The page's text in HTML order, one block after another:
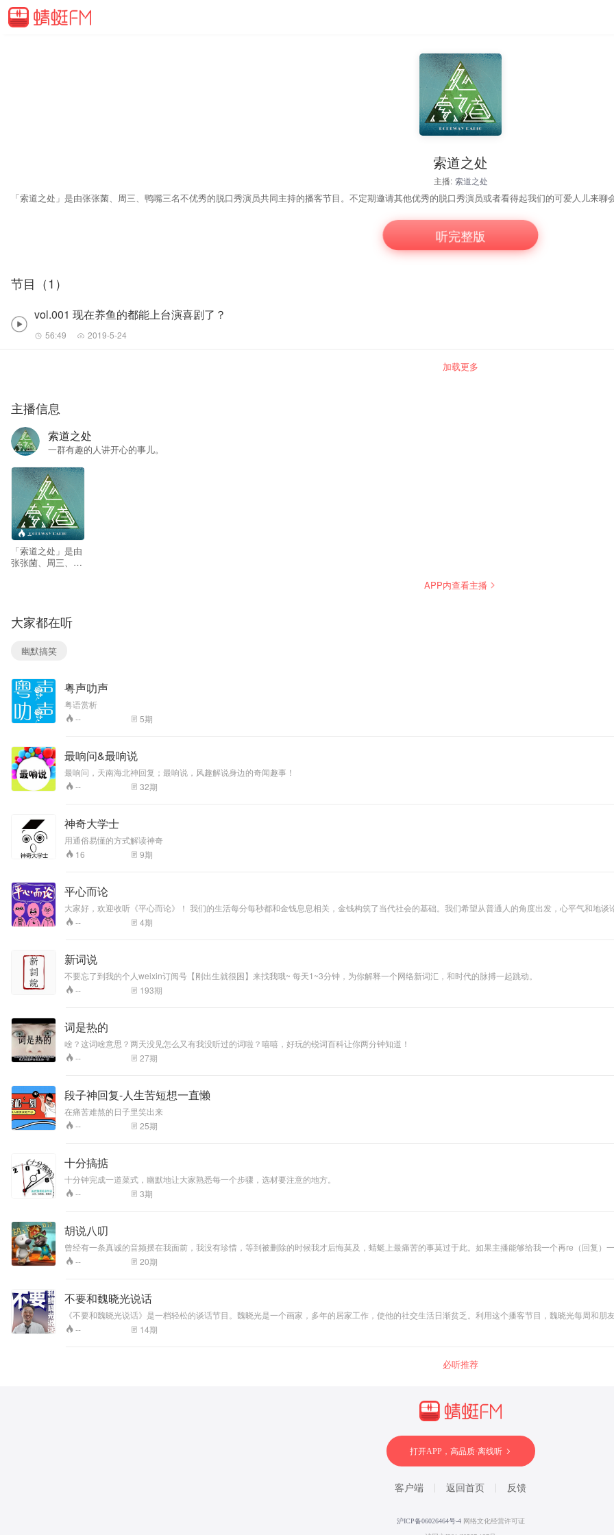
索道之处
主播: 索道之处
听完整版
节目（1）
vol.001 现在养鱼的都能上台演喜剧了？
56:49 2019-5-24
加载更多
主播信息
索道之处
一群有趣的人讲开心的事儿。
--
「索道之处」是由
张张菌、周三、鸭
脱口秀演员或者看
得起我们的可爱人
儿来聊会儿。不为
别的，开心就好。
张张菌- @单口演
习周三 @臭鸭嘴
APP内查看主播
大家都在听
幽默搞笑
粤声叻声
粤语赏析
--
5期
最响问&最响说
最响问，天南海北神回复；最响说，风趣解说身边的奇闻趣事！
--
32期
神奇大学士
用通俗易懂的方式解读神奇
16
9期
平心而论
大家好，欢迎收听《平心而论》！ 我们的生活每分每秒都和金钱息息相关，金钱构筑了当代社会的基础。我们希望从普通人的角度出发，心平气和地
人士，与他们交换我们的意见，发现小吐槽中蕴含的一些小道理。
-- 4期
新词说
不要忘了到我的个人weixin订阅号【刚出生就很困】来找我哦~ 每天1~3分钟，为你解释一个网络新词汇，和时代的脉搏一起跳动。
--
193期
词是热的
啥？这词啥意思？两天没见怎么又有我没听过的词啦？嘻嘻，好玩的锐词百科让你两分钟知道！
--
27期
段子神回复-人生苦短想一直懒
在痛苦难熬的日子里笑出来
--
25期
十分搞掂
十分钟完成一道菜式，幽默地让大家熟悉每一个步骤，选材要注意的地方。
--
3期
胡说八叨
曾经有一条真诚的音频摆在我面前，我没有珍惜，等到被删除的时候我才后悔莫及，蜻蜓上最痛苦的事莫过于此。如果主播能够给我一个再re（回复
论加上一个字数限制，我希望是…一万字… 无意中听了大头侃人，录了浮生札记，结交了一众听友，还参与了音频直播，兼职配音演员和防身教头一起注册了我们自己的电台。 致我们不完美但独一无二的青春，好人一
生平安！
-- 20期
不要和魏晓光说话
《不要和魏晓光说话》是一档轻松的谈话节目。魏晓光是一个画家，多年的居家工作，使他的社交生活日渐贫乏。利用这个播客节目，魏晓光每周和
--
14期
必听推荐
打开APP，高品质·离线听
客户端 返回首页 反馈
沪ICP备06026464号-4 网络文化经营许可证